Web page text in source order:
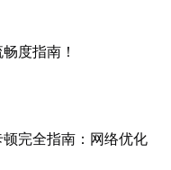
度指南！
完全指南：网络优化